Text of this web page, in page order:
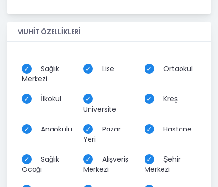
MUHİT ÖZELLİKLERİ
Sağlık
Merkezi
Lise Ortaokul
İlkokul
Üniversite
Kreş
Anaokulu
Pazar
Yeri
Hastane
Sağlık
Ocağı
Alışveriş
Merkezi
Şehir
Merkezi